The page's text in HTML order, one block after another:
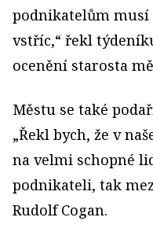
podnikatelům musí
vstříc,“ řekl
ocenění starosta
Městu se také
„Řekl bych, že v
na velmi schopné
podnikateli, tak
Rudolf Cogan.